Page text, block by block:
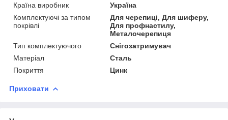
Країна виробник
Україна
Комплектуючі за типом
покрівлі
Для черепиці, Для шиферу,
Для профнастилу,
Металочерепиця
Тип комплектуючого
Снігозатримувач
Матеріал
Сталь
Покриття
Цинк
Приховати